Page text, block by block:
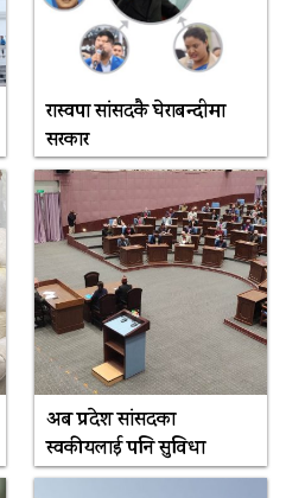
रास्वपा सांसदकै घेराबन्दीमा
सरकार
अब प्रदेश सांसदका
स्वकीयलाई पनि सुविधा